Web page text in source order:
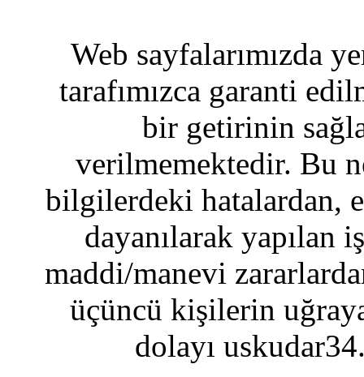
Web sayfalarımızda
tarafımızca garanti
bir getirinin
verilmemektedir. Bu
bilgilerdeki hatalardan,
dayanılarak yapılan
maddi/manevi
üçüncü kişilerin
dolayı